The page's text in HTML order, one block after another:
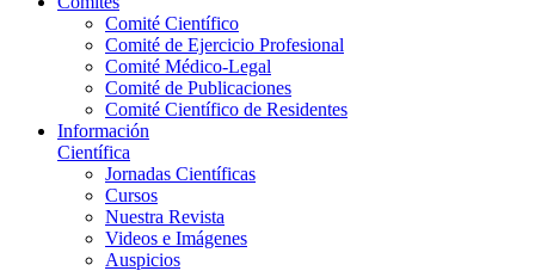
Comité Científico
Comité de Ejercicio Profesional
Comité Médico-Legal
Comité de Publicaciones
Comité Científico de Residentes
Información
Científica
Jornadas Científicas
Cursos
Nuestra Revista
Videos e Imágenes
Auspicios